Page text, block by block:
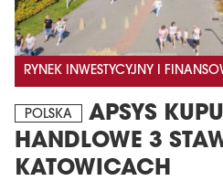
RYNEK INWESTYCYJNY I
POLSKA
APSYS
HANDLOWE 3
KATOWICACH